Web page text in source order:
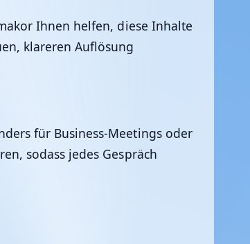
Ihnen helfen, diese Inhalte
klareren Auflösung
für Business-Meetings oder
sodass jedes Gespräch